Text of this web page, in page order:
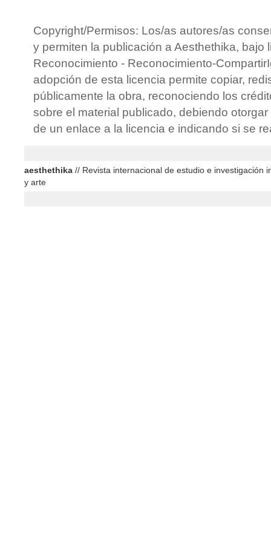
Copyright/Permisos: Los/as autores/as
y permiten la publicación a Aesthethika, bajo
Reconocimiento - Reconocimiento-
adopción de esta licencia permite copiar,
públicamente la obra, reconociendo los
sobre el material publicado, debiendo
de un enlace a la licencia e indicando si se
aesthethika // Revista internacional de estudio e investigación
y arte